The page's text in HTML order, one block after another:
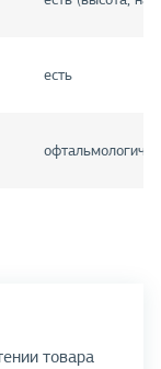
есть
товара